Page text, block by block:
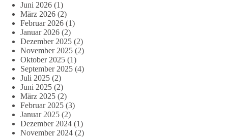
Juni 2026 (1)
März 2026 (2)
Februar 2026 (1)
Januar 2026 (2)
Dezember 2025 (2)
November 2025 (2)
Oktober 2025 (1)
September 2025 (4)
Juli 2025 (2)
Juni 2025 (2)
März 2025 (2)
Februar 2025 (3)
Januar 2025 (2)
Dezember 2024 (1)
November 2024 (2)